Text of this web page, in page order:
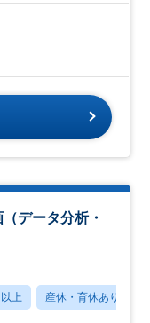
データ分析・
上 産休・育休あり